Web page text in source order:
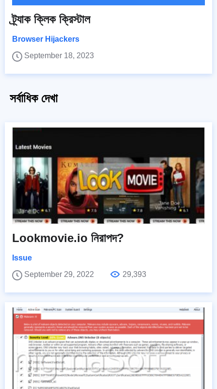
ট্র্যাক ক্লিক ক্রিস্টাল
Browser Hijackers
September 18, 2023
সর্বাধিক দেখা
Lookmovie.io নিরাপদ?
Issue
September 29, 2022
29,393